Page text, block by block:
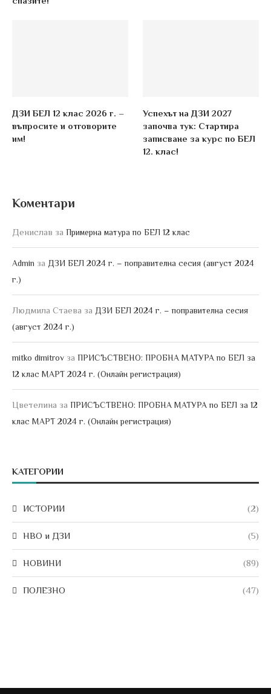
ДЗИ БЕЛ 12 клас 2026 г. –
въпросите и отговорите
им!
Успехът на ДЗИ 2027
започва тук: Стартира
записване за курс по БЕЛ
12. клас!
Коментари
Денислав за Примерна матура по БЕЛ 12 клас
Admin за ДЗИ БЕЛ 2024 г. – поправителна сесия (август 2024
г.)
Людмила Стаева за ДЗИ БЕЛ 2024 г. – поправителна сесия
(август 2024 г.)
mitko dimitrov за ПРИСЪСТВЕНО: ПРОБНА МАТУРА по БЕЛ за
12 клас МАРТ 2024 г. (Онлайн регистрация)
Цветелина за ПРИСЪСТВЕНО: ПРОБНА МАТУРА по БЕЛ за 12
клас МАРТ 2024 г. (Онлайн регистрация)
КАТЕГОРИИ
ИСТОРИИ (2)
НВО и ДЗИ (5)
НОВИНИ (89)
ПОЛЕЗНО (47)